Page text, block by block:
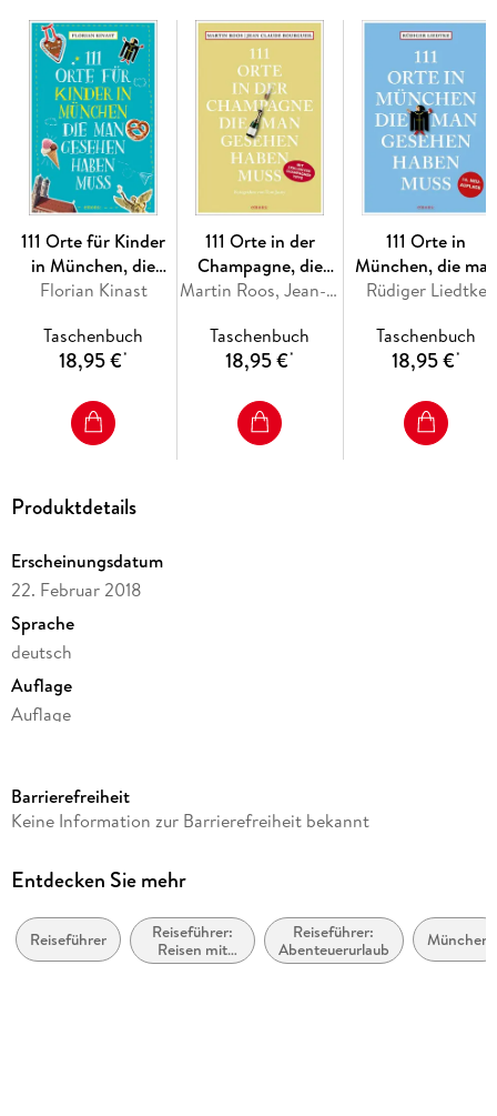
111 Orte für Kinder
in München, die
man gesehen haben
Florian Kinast
Taschenbuch
18,95 €*
111 Orte in der
Champagne, die
man gesehen haben
Martin Roos, Jean-Claude Bourgueil
Taschenbuch
18,95 €*
111 Orte in
München, die man
gesehen haben
Rüdiger Liedtke
Taschenbuch
18,95 €*
Produktdetails
Erscheinungsdatum
22. Februar 2018
Sprache
deutsch
Auflage
Auflage
Reihe
Autor/Autorin
Verlag/Hersteller
Emons Verlag
Barrierefreiheit
Keine Information zur Barrierefreiheit bekannt
Entdecken Sie mehr
Reiseführer
Reiseführer:
Reisen mit
Kindern,
Reiseführer:
Abenteuerurlaub
München